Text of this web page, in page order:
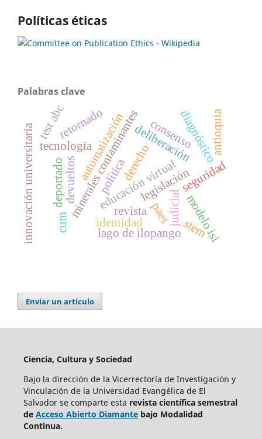
Políticas éticas
Palabras clave
educación virtual
deliberación
legislación
judicial
derecho
minerales contaminantes
lago de ilopango
automatización seguridad
tecnología diagnóstico
consenso
política
antioquia
modelo isi
devueltos
retornado
deportado
innovación universitaria
test abc
revista
cum paes
stem
identidad
Enviar un artículo
Ciencia, Cultura y Sociedad
Bajo la dirección de la Vicerrectoría de Investigación y
Vinculación de la Universidad Evangélica de El
Salvador se comparte esta revista científica semestral
de Acceso Abierto Diamantebajo Modalidad
Continua.